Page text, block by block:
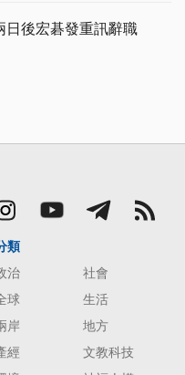
日後宏碁發重訊辭職
類
治
社會
球
生活
岸
地方
經
文教科技